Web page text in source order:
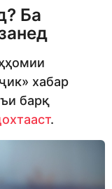
Ба
хабар
барқ
.